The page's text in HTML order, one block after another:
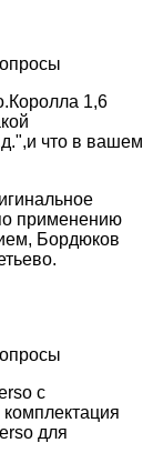
1,6
что в вашем
применению
Бордюков
с
для